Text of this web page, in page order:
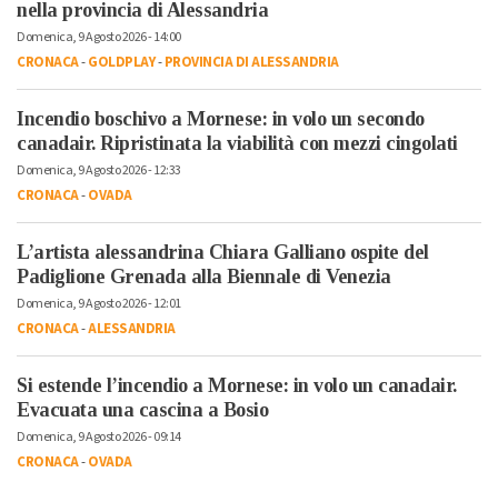
nella provincia di Alessandria
Domenica, 9 Agosto 2026 - 14:00
CRONACA-GOLDPLAY-PROVINCIA DI ALESSANDRIA
Incendio boschivo a Mornese: in volo un secondo
canadair. Ripristinata la viabilità con mezzi cingolati
Domenica, 9 Agosto 2026 - 12:33
CRONACA-OVADA
L’artista alessandrina Chiara Galliano ospite del
Padiglione Grenada alla Biennale di Venezia
Domenica, 9 Agosto 2026 - 12:01
CRONACA-ALESSANDRIA
Si estende l’incendio a Mornese: in volo un canadair.
Evacuata una cascina a Bosio
Domenica, 9 Agosto 2026 - 09:14
CRONACA-OVADA